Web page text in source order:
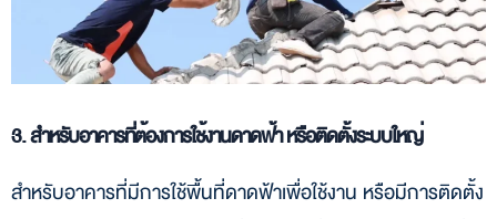
3. สำหรับอาคารที่ต้องการใช้งานดาดฟ้า หรือติดตั้งระบบใหญ่
สำหรับอาคารที่มีการใช้พื้นที่ดาดฟ้าเพื่อใช้งาน หรือมีการติดตั้ง